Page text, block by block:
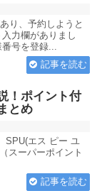
り、予約しようと
力欄がありまし
号を登録...
記事を読む
！ポイント付
とめ
SPU(エス ピー ユ
スーパーポイント
記事を読む